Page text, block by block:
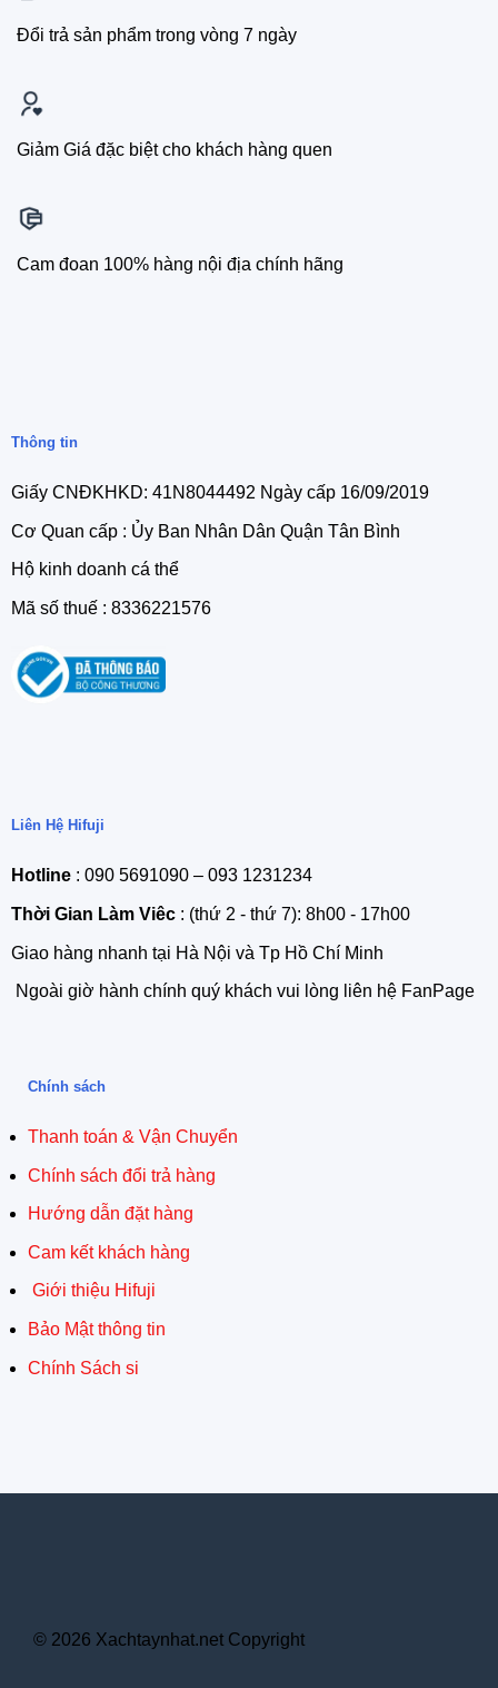
Đổi trả sản phẩm trong vòng 7 ngày
Giảm Giá đặc biệt cho khách hàng quen
Cam đoan 100% hàng nội địa chính hãng
Thông tin
Giấy CNĐKHKD: 41N8044492 Ngày cấp 16/09/2019
Cơ Quan cấp : Ủy Ban Nhân Dân Quận Tân Bình
Hộ kinh doanh cá thể
Mã số thuế : 8336221576
Liên Hệ Hifuji
Hotline: 090 5691090 – 093 1231234
Thời Gian Làm Viêc: (thứ 2 - thứ 7): 8h00 - 17h00
Giao hàng nhanh tại Hà Nội và Tp Hồ Chí Minh
Ngoài giờ hành chính quý khách vui lòng liên hệ FanPage
Chính sách
Thanh toán & Vận Chuyển
Chính sách đổi trả hàng
Hướng dẫn đặt hàng
Cam kết khách hàng
Giới thiệu Hifuji
Bảo Mật thông tin
Chính Sách si
© 2026 Xachtaynhat.net Copyright